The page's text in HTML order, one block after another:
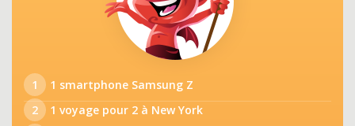
1
1 smartphone Samsung Z
2
1 voyage pour 2 à New York